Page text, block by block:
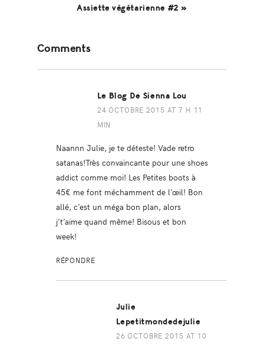
Assiette végétarienne #2 »
Interactions
Comments
Le Blog De Sienna Lou
24 OCTOBRE 2015 AT 7 H 11
MIN
Naannn Julie, je te déteste! Vade retro
satanas!Très convaincante pour une shoes
addict comme moi! Les Petites boots à
45€ me font méchamment de l’œil! Bon
allé, c’est un méga bon plan, alors
j’t’aime quand même! Bisous et bon
week!
RÉPONDRE
Julie
Lepetitmondedejulie
26 OCTOBRE 2015 AT 10